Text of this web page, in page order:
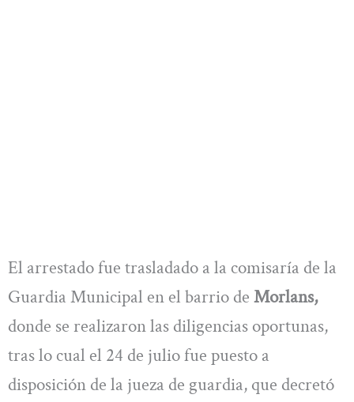
El arrestado fue trasladado a la comisaría de la
Guardia Municipal en el barrio de Morlans,
donde se realizaron las diligencias oportunas,
tras lo cual el 24 de julio fue puesto a
disposición de la jueza de guardia, que decretó